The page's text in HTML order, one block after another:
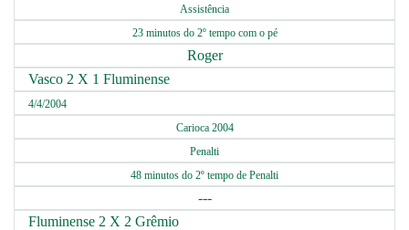
Assistência
23 minutos do 2º tempo com o pé
Roger
Vasco 2 X 1 Fluminense
4/4/2004
Carioca 2004
Penalti
48 minutos do 2º tempo de Penalti
---
Fluminense 2 X 2 Grêmio